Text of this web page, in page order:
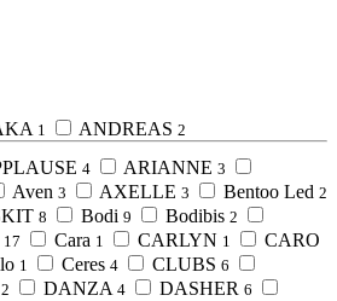
1 ANDREAS 2
4 ARIANNE 3
Aven 3 AXELLE 3 Bentoo Led 2
8 Bodi 9 Bodibis 2
17 Cara 1 CARLYN 1 CARO
1 Ceres 4 CLUBS 6
2 DANZA 4 DASHER 6